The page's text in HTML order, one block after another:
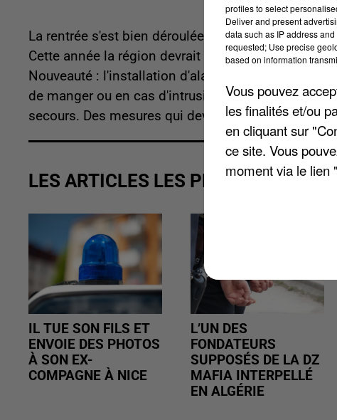
La rentrée s'est bien déroulée dans les lycées des
Cette année la région devrait investir 20 millions
Nouveauté : l'installation d'alarmes différenciées à
de manger ou en cas d'intrusion-attentat. Le
secours. Des mesures qui devraient quelque peu
LES ARTICLES LES PLUS VUS
IL TUE SON FILS ET
ENVOIE DES PHOTOS
À SON EX-
COMPAGNE À NICE
L’UN DES
FONDATEURS
SUPPOSÉS DE LA DZ
MAFIA INTERPELLÉ
EN ALGÉRIE
profiles to select
Deliver and present
data such as IP address
requested; Use precise
based on information
Vous pouvez
les finalités et/ou
en cliquant sur
ce site. Vous
moment via le lien